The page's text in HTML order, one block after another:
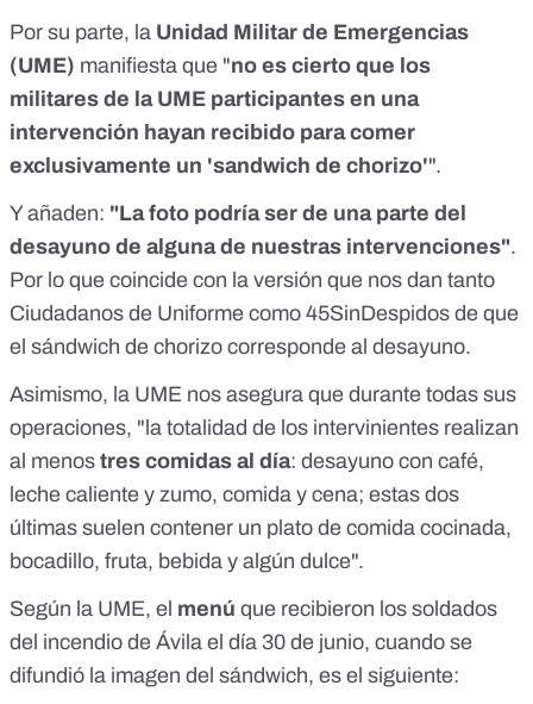
Por su parte, la Unidad Militar de Emergencias
(UME) manifiesta que "no es cierto que los
militares de la UME participantes en una
intervención hayan recibido para comer
exclusivamente un 'sandwich de chorizo'".
Y añaden: "La foto podría ser de una parte del
desayuno de alguna de nuestras intervenciones".
Por lo que coincide con la versión que nos dan tanto
Ciudadanos de Uniforme como 45SinDespidos de que
el sándwich de chorizo corresponde al desayuno.
Asimismo, la UME nos asegura que durante todas sus
operaciones, "la totalidad de los intervinientes realizan
al menos tres comidas al día: desayuno con café,
leche caliente y zumo, comida y cena; estas dos
últimas suelen contener un plato de comida cocinada,
bocadillo, fruta, bebida y algún dulce".
Según la UME, el menú que recibieron los soldados
del incendio de Ávila el día 30 de junio, cuando se
difundió la imagen del sándwich, es el siguiente: